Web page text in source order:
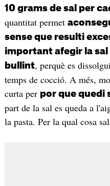
10 grams de sal per
quantitat permet
sense que resulti
important afegir la
bullint, perquè es
temps de cocció. A més,
curta per por que quedi
part de la sal es queda a
la pasta. Per la qual cosa